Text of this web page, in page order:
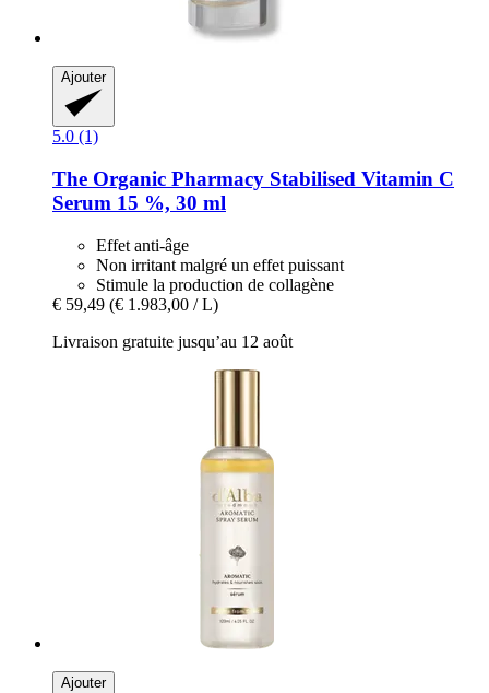
Ajouter
5.0 (1)
The Organic Pharmacy Stabilised Vitamin C
Serum 15 %, 30 ml
Effet anti-âge
Non irritant malgré un effet puissant
Stimule la production de collagène
€ 59,49 (€ 1.983,00 / L)
Livraison gratuite jusqu’au 12 août
Ajouter